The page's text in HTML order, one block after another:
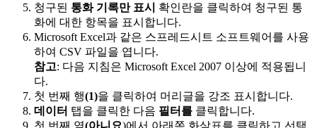
청구된 통화 기록만 표시
확인란을 클릭하여 청구된 통
화에 대한 항목을 표시합니다.
Microsoft Excel과 같은 스프레드시트 소프트웨어를 사용
하여 CSV 파일을 엽니다.
참고: 다음 지침은 Microsoft Excel 2007 이상에 적용됩니
다.
첫 번째 행(1)을 클릭하여 머리글을 강조 표시합니다.
데이터 탭을 클릭한 다음 필터를 클릭합니다.